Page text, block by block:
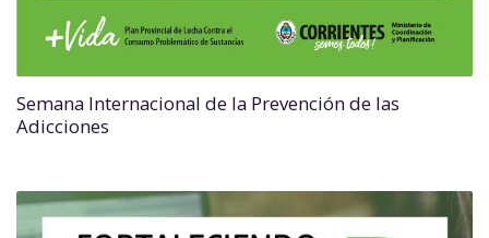
Semana Internacional de la Prevención de las
Adicciones